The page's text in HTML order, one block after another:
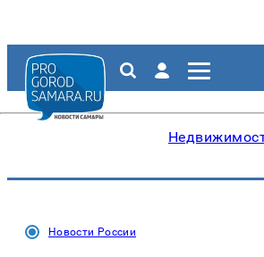
Новости России